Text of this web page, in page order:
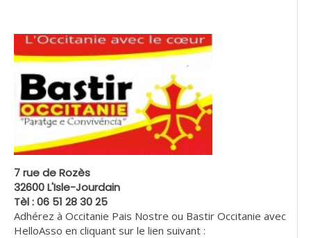
7 rue de Rozès
32600 L'Isle-Jourdain
Tèl : 06 51 28 30 25
Adhérez à Occitanie Pais Nostre ou Bastir Occitanie avec
HelloAsso en cliquant sur le lien suivant :